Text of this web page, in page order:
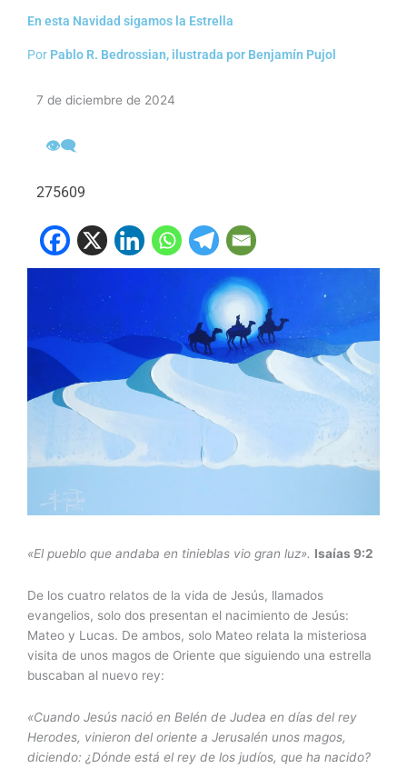
En esta Navidad sigamos la Estrella
Por Pablo R. Bedrossian, ilustrada por Benjamín Pujol
7 de diciembre de 2024
👁‍🗨
275609
«El pueblo que andaba en tinieblas vio gran luz». Isaías 9:2
De los cuatro relatos de la vida de Jesús, llamados
evangelios, solo dos presentan el nacimiento de Jesús:
Mateo y Lucas. De ambos, solo Mateo relata la misteriosa
visita de unos magos de Oriente que siguiendo una estrella
buscaban al nuevo rey:
«Cuando Jesús nació en Belén de Judea en días del rey
Herodes, vinieron del oriente a Jerusalén unos magos,
diciendo: ¿Dónde está el rey de los judíos, que ha nacido?